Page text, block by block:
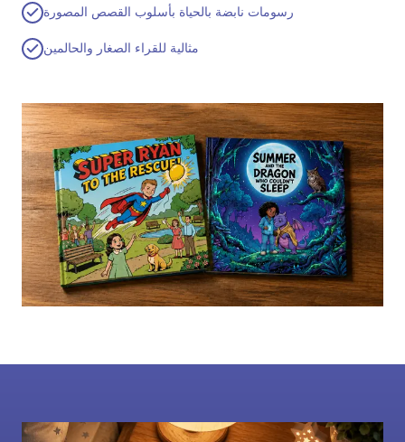
رسومات نابضة بالحياة بأسلوب القصص المصورة
مثالية للقراء الصغار والحالمين